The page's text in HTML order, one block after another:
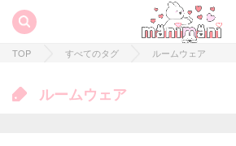
TOP すべてのタグ ルームウェア
ルームウェア